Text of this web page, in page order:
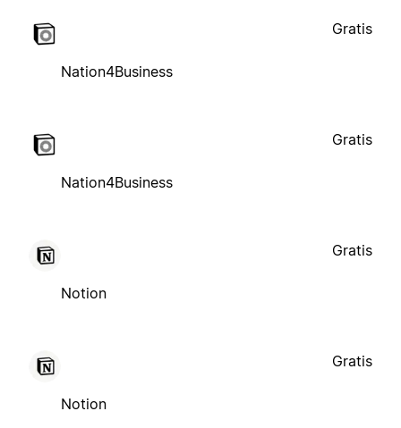
Nation4Business
Gratis
Nation4Business
Gratis
Notion
Gratis
Notion
Gratis